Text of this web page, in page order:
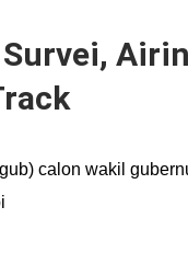
calon wakil